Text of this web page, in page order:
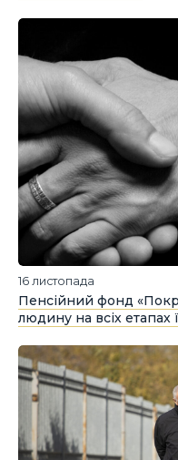
16 листопада
Пенсійний фонд
людину на всіх етапах